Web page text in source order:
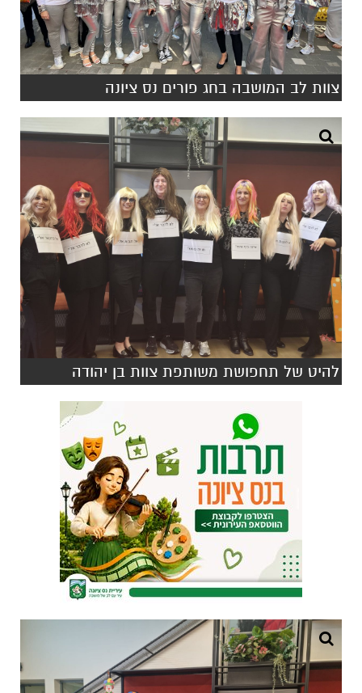
צוות לב המושבה בחג פורים נס ציונה
להיט של תחפושת משותפת צוות בן יהודה